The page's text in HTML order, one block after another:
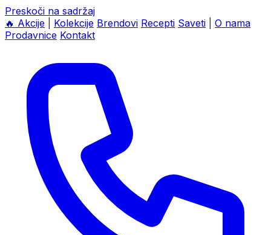
Preskoči na sadržaj
🔥 Akcije Kolekcije Brendovi Recepti Saveti
O nama
Prodavnice Kontakt